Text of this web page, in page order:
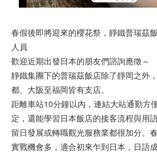
春假後即將迎來的櫻花祭，靜鐵普瑞茲
人員
歡迎近期出發日本的朋友們諮詢應徵～
靜鐵集團下的普瑞茲飯店除了靜岡之外
都、大阪至福岡皆有支店。
距離車站10分鐘以內，連結大站通勤方
定，還能學習日本飯店的接客流程與用
留日發展或轉職觀光服務業都很加分。
實戰機會多，適合初來乍到日本，日語